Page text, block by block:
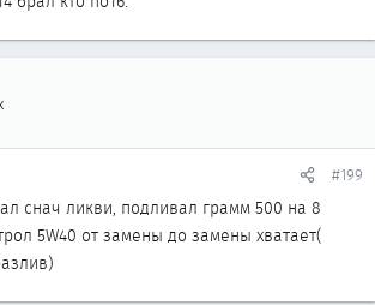
#199
снач ликви, подливал грамм 500 на 8
5W40 от замены до замены хватает(